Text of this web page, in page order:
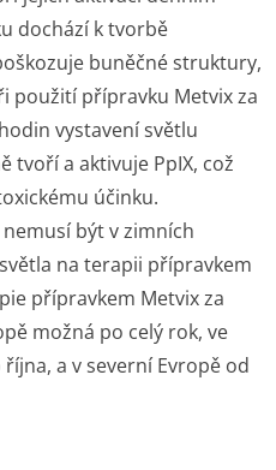
dochází k tvorbě
buněčné struktury,
použití přípravku Metvix za
vystavení světlu
tvoří a aktivuje PpIX, což
účinku.
být v zimních
na terapii přípravkem
přípravkem Metvix za
možná po celý rok, ve
a v severní Evropě od